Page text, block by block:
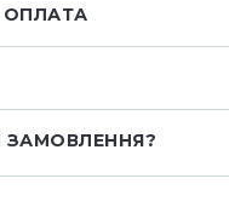
ОПЛАТА
ЗАМОВЛЕННЯ?